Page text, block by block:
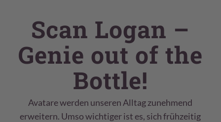
Scan Logan –
Genie out of the
Bottle!
Avatare werden unseren Alltag zunehmend
erweitern. Umso wichtiger ist es, sich frühzeitig